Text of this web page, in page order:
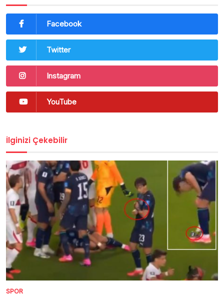
Facebook
Twitter
Instagram
YouTube
İlginizi Çekebilir
SPOR